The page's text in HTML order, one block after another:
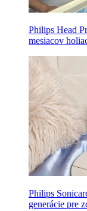
Philips Head
mesiacov
Philips
generácie pre